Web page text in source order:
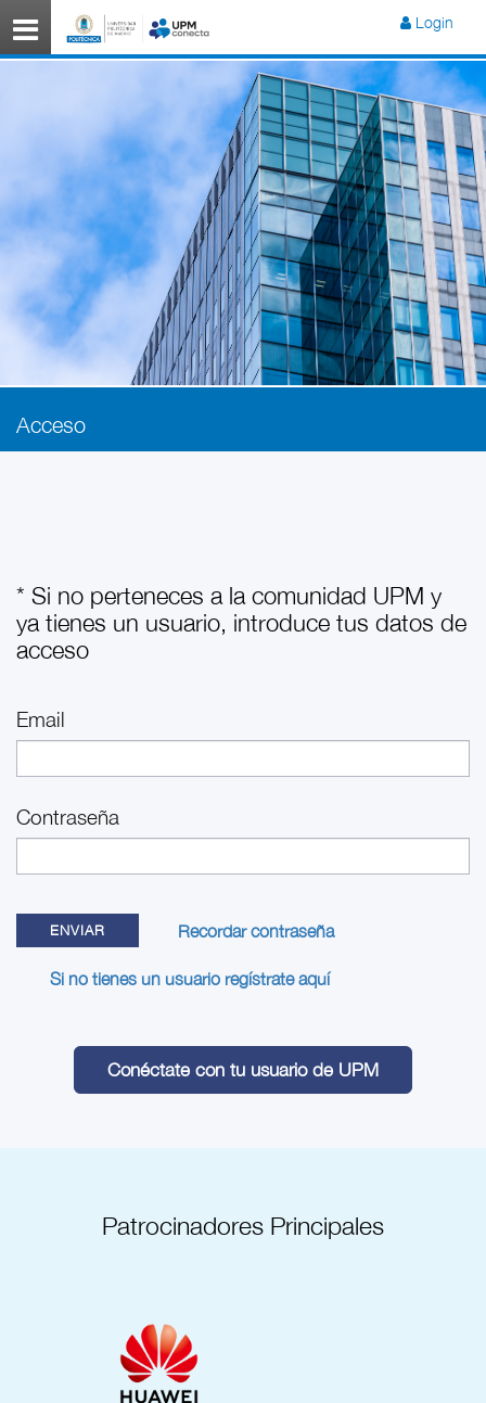
Menú Login
Acceso
* Si no perteneces a la comunidad UPM y
ya tienes un usuario, introduce tus datos de
acceso
Email
Contraseña
Recordar contraseña
Si no tienes un usuario regístrate aquí
Conéctate con tu usuario de UPM
Patrocinadores Principales